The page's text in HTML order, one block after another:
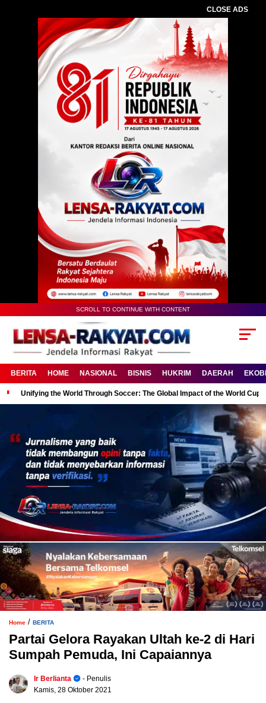
CLOSE ADS
SCROLL TO CONTINUE WITH CONTENT
BERITA HOME NASIONAL BISNIS HUKRIM DAERAH
Unifying the World Through Soccer: The Global Impact of the World Cup
Home / BERITA
Partai Gelora Rayakan Ultah ke-2 di Hari
Sumpah Pemuda, Ini Capaiannya
Ir Berlianta
- Penulis
Kamis, 28 Oktober 2021